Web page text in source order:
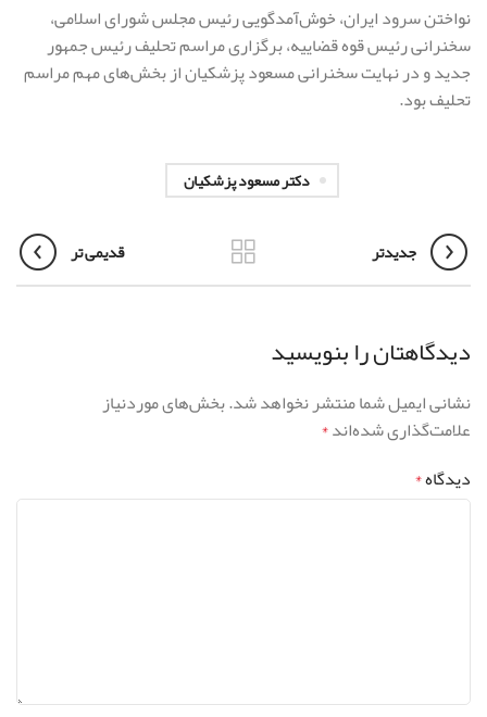
نواختن سرود ایران، خوش‌آمدگویی رئیس مجلس شورای اسلامی،
سخنرانی رئیس قوه قضاییه، برگزاری مراسم تحلیف رئیس جمهور
جدید و در نهایت سخنرانی مسعود پزشکیان از بخش‌های مهم مراسم
تحلیف بود.
دکتر مسعود پزشکیان
جدیدتر قدیمی تر
دیدگاهتان را بنویسید
نشانی ایمیل شما منتشر نخواهد شد.بخش‌های موردنیاز
علامت‌گذاری شده‌اند*
دیدگاه*